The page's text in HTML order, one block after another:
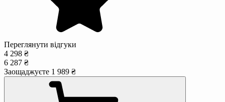
Переглянути відгуки
4 298 ₴
6 287 ₴
Заощаджуєте 1 989 ₴